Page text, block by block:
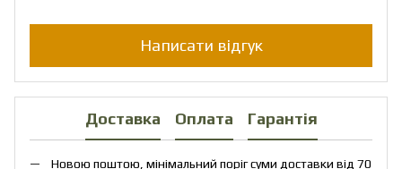
Написати відгук
Доставка Оплата Гарантія
Новою поштою, мінімальний поріг суми доставки від 70